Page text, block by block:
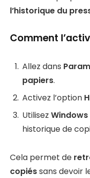
l’historique du
Comment
Allez dans
papiers.
Activez l’option
Utilisez Windows
historique de
Cela permet de
copiéssans devoir